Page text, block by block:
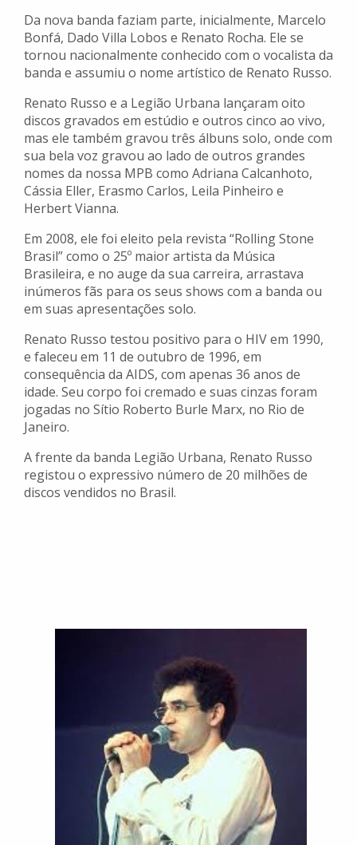
Da nova banda faziam parte, inicialmente, Marcelo
Bonfá, Dado Villa Lobos e Renato Rocha. Ele se
tornou nacionalmente conhecido com o vocalista da
banda e assumiu o nome artístico de Renato Russo.
Renato Russo e a Legião Urbana lançaram oito
discos gravados em estúdio e outros cinco ao vivo,
mas ele também gravou três álbuns solo, onde com
sua bela voz gravou ao lado de outros grandes
nomes da nossa MPB como Adriana Calcanhoto,
Cássia Eller, Erasmo Carlos, Leila Pinheiro e
Herbert Vianna.
Em 2008, ele foi eleito pela revista “Rolling Stone
Brasil” como o 25º maior artista da Música
Brasileira, e no auge da sua carreira, arrastava
inúmeros fãs para os seus shows com a banda ou
em suas apresentações solo.
Renato Russo testou positivo para o HIV em 1990,
e faleceu em 11 de outubro de 1996, em
consequência da AIDS, com apenas 36 anos de
idade. Seu corpo foi cremado e suas cinzas foram
jogadas no Sítio Roberto Burle Marx, no Rio de
Janeiro.
A frente da banda Legião Urbana, Renato Russo
registou o expressivo número de 20 milhões de
discos vendidos no Brasil.